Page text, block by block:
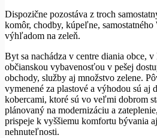
Dispozične pozostáva z troch
komôr, chodby, kúpeľne,
výhľadom na zeleň.
Byt sa nachádza v centre diania obce,
občianskou vybavenosťou v pešej
obchody, služby aj množstvo zelene.
vymenené za plastové a výhodou sú aj
kobercami, ktoré sú vo veľmi dobrom
plánovaný na modernizáciu a
prispeje k vyššiemu komfortu bývania
nehnuteľnosti.